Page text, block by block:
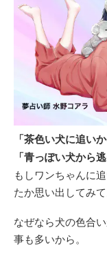
「茶色い犬に追い
「青っぽい犬から
もしワンちゃんに
たか思い出してみて
なぜなら犬の色合
事も多いから。